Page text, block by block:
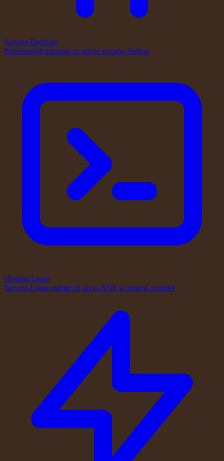
Servere Dedicate
Performanță maximă cu server propriu dedicat
Hosting Linux
Servere Linux stabile cu acces SSH și control complet